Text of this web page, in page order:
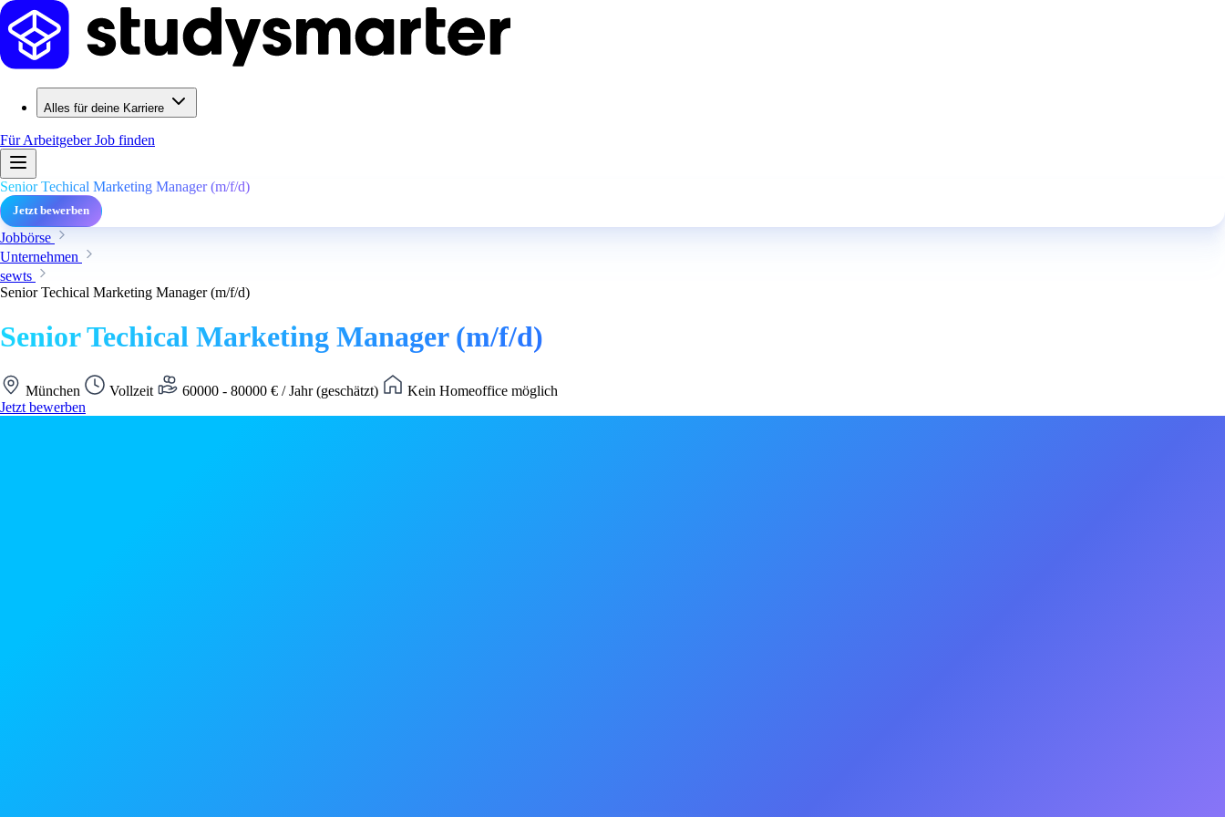
Alles für deine Karriere
Für ArbeitgeberJob finden
Senior Techical Marketing Manager (m/f/d)
Jetzt bewerben
Jobbörse
Unternehmen
sewts
Senior Techical Marketing Manager (m/f/d)
Senior Techical Marketing Manager (m/f/d)
München Vollzeit 60000 - 80000 € / Jahr (geschätzt)
Kein Homeoffice möglich
Jetzt bewerben